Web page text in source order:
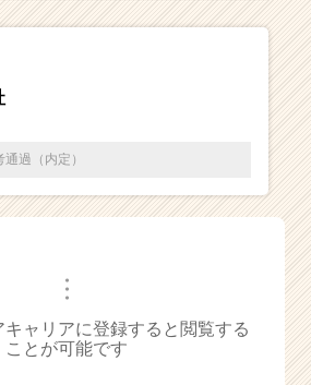
ベ
チ
ー・
成
ら
ス
過（内定）
・・・
キャリアに登録すると閲覧する
ことが可能です